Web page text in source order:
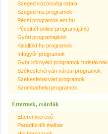
Szeged közösségi oldala
Szeged ma programok
Pécsi programok est.hu
Pécsihét online programajánló
Győri programajánló
Kisalföld.hu programok
Infogyőr programok
Győr környéki programok turistáknak
Székesfehérvári városi programok
Székesfehérvári programok
Szombathelyi programok
Éttermek, csárdák
Étteremkereső
Parádfürdői ételbár